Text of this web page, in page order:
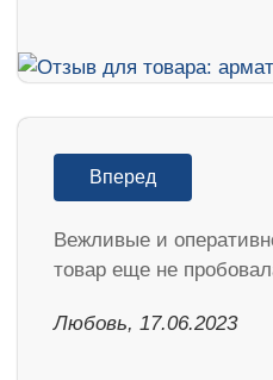
Вперед
Вежливые и
товар еще не
Любовь, 17.06.2023